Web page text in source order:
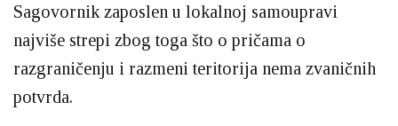
Sagovornik zaposlen u lokalnoj samoupravi
najviše strepi zbog toga što o pričama o
razgraničenju i razmeni teritorija nema zvaničnih
potvrda.